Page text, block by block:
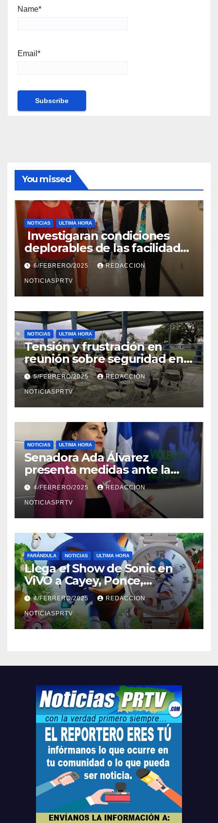
Name*
Email*
You missed
NOTICIAS ULTIMA HORA
Investigaran condiciones
deplorables de las facilidades
el Departamento de la Salud
en Mayagüez
6/FEBRERO/2025 REDACCION
NOTICIASPRTV
NOTICIAS ULTIMA HORA
Tensión y frustración en
reunión sobre seguridad en
Reparto Metropolitano
5/FEBRERO/2025 REDACCION
NOTICIASPRTV
NOTICIAS ULTIMA HORA
Senadora Ada Álvarez
presenta medidas ante la
violencia en el noviazgo
4/FEBRERO/2025 REDACCION
NOTICIASPRTV
FARÁNDULA NOTICIAS ULTIMA HORA
Llega el Show de Sonic en
ViVO a Cayey, Ponce,
Barceloneta y Humacao,
Relojes gratis para el que
compre ahora….
4/FEBRERO/2025 REDACCION
NOTICIASPRTV